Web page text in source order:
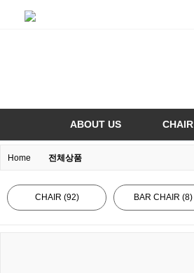
ABOUT US CHAIR
Home 전체상품
CHAIR (92) BAR CHAIR (8)